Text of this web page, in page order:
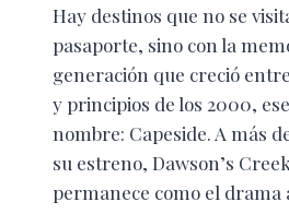
Hay destinos que no se
pasaporte, sino con la
generación que creció
y principios de los 2000,
nombre: Capeside. A más
su estreno, Dawson’s
permanece como el drama